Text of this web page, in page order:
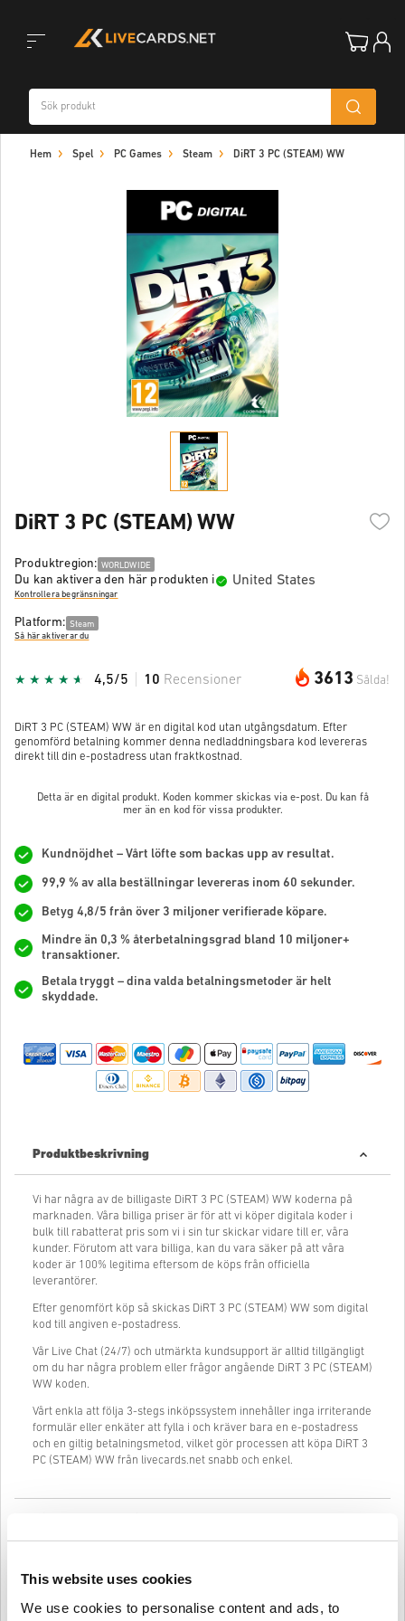
This website uses cookies
We use cookies to personalise content and ads, to
Hem Spel PC Games Steam DiRT 3 PC (STEAM) WW
DiRT 3 PC (STEAM) WW
Produktregion: WORLDWIDE
Du kan aktivera den här produkten i United States
Kontrollera begränsningar
Platform: Steam
Så här aktiverar du
3613 Sålda!
4,5/5 10 Recensioner
DiRT 3 PC (STEAM) WW är en digital kod utan utgångsdatum. Efter
genomförd betalning kommer denna nedladdningsbara kod levereras
direkt till din e-postadress utan fraktkostnad.
Detta är en digital produkt. Koden kommer skickas via e-post. Du kan få
mer än en kod för vissa produkter.
Kundnöjdhet – Vårt löfte som backas upp av resultat.
99,9 % av alla beställningar levereras inom 60 sekunder.
Betyg 4,8/5 från över 3 miljoner verifierade köpare.
Mindre än 0,3 % återbetalningsgrad bland 10 miljoner+
transaktioner.
Betala tryggt – dina valda betalningsmetoder är helt
skyddade.
Produktbeskrivning
Vi har några av de billigaste DiRT 3 PC (STEAM) WW koderna på
marknaden. Våra billiga priser är för att vi köper digitala koder i
bulk till rabatterat pris som vi i sin tur skickar vidare till er, våra
kunder. Förutom att vara billiga, kan du vara säker på att våra
koder är 100% legitima eftersom de köps från officiella
leverantörer.
Efter genomfört köp så skickas DiRT 3 PC (STEAM) WW som digital
kod till angiven e-postadress.
Vår Live Chat (24/7) och utmärkta kundsupport är alltid tillgängligt
om du har några problem eller frågor angående DiRT 3 PC (STEAM)
WW koden.
Vårt enkla att följa 3-stegs inköpssystem innehåller inga irriterande
formulär eller enkäter att fylla i och kräver bara en e-postadress
och en giltig betalningsmetod, vilket gör processen att köpa DiRT 3
PC (STEAM) WW från livecards.net snabb och enkel.
Pre-Orderprodukter kommer att levereras före eller på